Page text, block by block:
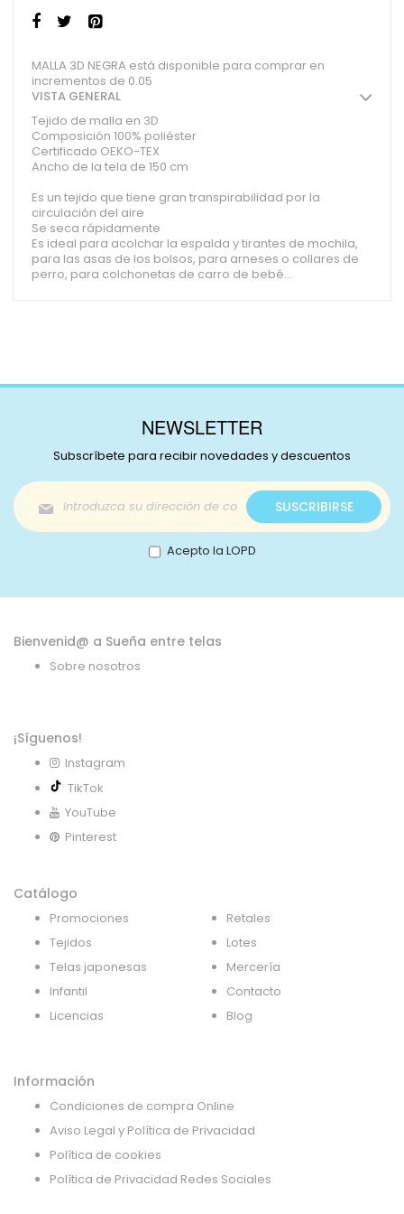
MALLA 3D NEGRA está disponible para comprar en
incrementos de 0.05
VISTA GENERAL
Tejido de malla en 3D
Composición 100% poliéster
Certificado OEKO-TEX
Ancho de la tela de 150 cm
Es un tejido que tiene gran transpirabilidad por la
circulación del aire
Se seca rápidamente
Es ideal para acolchar la espalda y tirantes de mochila,
para las asas de los bolsos, para arneses o collares de
perro, para colchonetas de carro de bebé…
NEWSLETTER
Subscríbete para recibir novedades y descuentos
Inscríbase
a
nuestro
boletín
de
SUSCRIBIRSE
Acepto la LOPD
Bienvenid@ a Sueña entre telas
Sobre nosotros
¡Síguenos!
Instagram
TikTok
YouTube
Pinterest
Catálogo
Promociones
Tejidos
Telas japonesas
Infantil
Licencias
Retales
Lotes
Mercería
Contacto
Blog
Información
Condiciones de compra Online
Aviso Legal y Política de Privacidad
Política de cookies
Política de Privacidad Redes Sociales